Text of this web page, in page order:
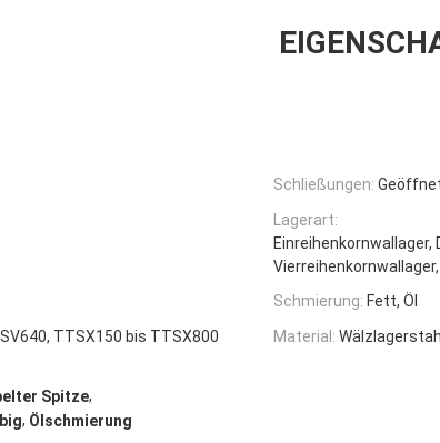
Schließungen:
Lagerart:
Einreihenkornwallager,
Schmierung: Fett, Öl
TTSX150 bis TTSX800 Material: Wälzlagerstahl
Spitze,
, Ölschmierung